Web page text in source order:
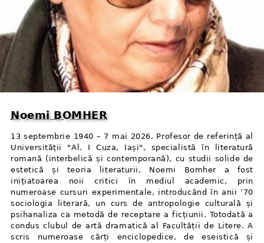
Noemi BOMHER
13 septembrie 1940 – 7 mai 2026. Profesor de referință al
Universității "Al. I Cuza, Iași", specialistă în literatură
romană (interbelică și contemporană), cu studii solide de
estetică și teoria literaturii, Noemi Bomher a fost
inițiatoarea noii critici în mediul academic, prin
numeroase cursuri experimentale, introducând în anii ’70
sociologia literară, un curs de antropologie culturală și
psihanaliza ca metodă de receptare a ficțiunii. Totodată a
condus clubul de artă dramatică al Facultății de Litere. A
scris numeroase cărți enciclopedice, de eseistică și